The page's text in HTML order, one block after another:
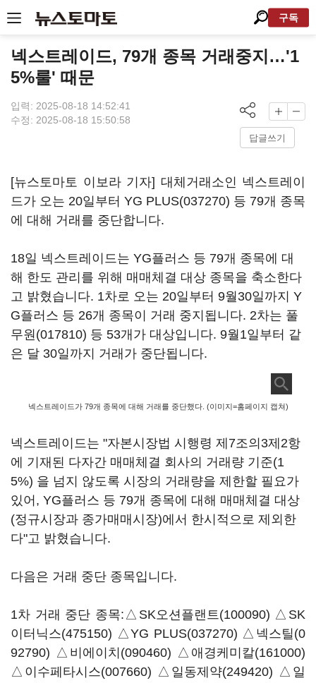
구독
넥스트레이드, 79개 종목 거래중지…'1
5%룰' 때문
입력: 2025-08-18 14:52:41
수정: 2025-08-18 15:50:58
답글쓰기
[뉴스토마토 이보라 기자] 대체거래소인 넥스트레이
드가 오는 20일부터 YG PLUS(037270) 등 79개 종목
에 대해 거래를 중단합니다.
18일 넥스트레이드는 YG플러스 등 79개 종목에 대
해 한도 관리를 위해 매매체결 대상 종목을 축소한다
고 밝혔습니다. 1차로 오는 20일부터 9월30일까지 Y
G플러스 등 26개 종목이 거래 중지됩니다. 2차는 풀
무원(017810) 등 53개가 대상입니다. 9월1일부터 같
은 달 30일까지 거래가 중단됩니다.
넥스트레이드가 79개 종목에 대해 거래를 중단했다. (이미지=홈페이지 캡쳐)
넥스트레이드는 "자본시장법 시행령 제7조의3제2항
에 기재된 다자간 매매체결 회사의 거래량 기준(1
5%) 을 넘지 않도록 시장의 거래량을 제한할 필요가
있어, YG플러스 등 79개 종목에 대해 매매체결 대상
(정규시장과 종가매매시장)에서 한시적으로 제외한
다"고 밝혔습니다.
다음은 거래 중단 종목입니다.
1차 거래 중단 종목:△ SK오션플랜트(100090) △ SK
이터닉스(475150) △YG PLUS(037270) △ 넥스틸(0
92790) △ 비에이치(090460) △ 애경케미칼(161000)
△ 이수페타시스(007660) △ 일동제약(249420) △ 일